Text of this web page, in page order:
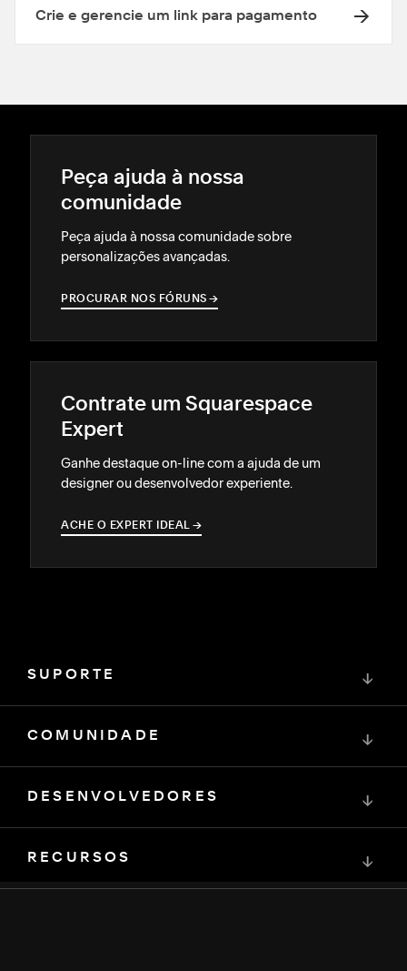
Crie e gerencie um link para pagamento
Peça ajuda à nossa
comunidade
Peça ajuda à nossa comunidade sobre
personalizações avançadas.
PROCURAR NOS FÓRUNS →
→
Contrate um Squarespace
Expert
Ganhe destaque on-line com a ajuda de um
designer ou desenvolvedor experiente.
ACHE O EXPERT IDEAL →
→
SUPORTE ↓
COMUNIDADE ↓
DESENVOLVEDORES ↓
RECURSOS ↓